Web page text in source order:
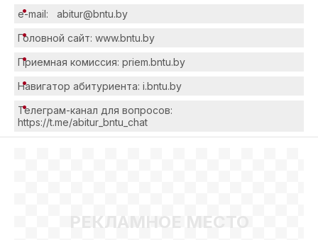
e-mail: abitur@bntu.by
Головной сайт: www.bntu.by
Приемная комиссия: priem.bntu.by
Навигатор абитуриента: i.bntu.by
Телеграм-канал для вопросов:
https://t.me/abitur_bntu_chat
РЕКЛАМНОЕ МЕСТО